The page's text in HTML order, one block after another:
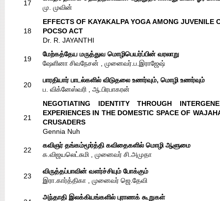
17
மு. முவின்
18
EFFECTS OF KAYAKALPA YOGA AMONG JUVENILE
POCSO ACT
Dr. R. JAYANTHI
19
மேற்கத்தேய மருத்துவ மொழிபெயர்ப்பின் வரலாறு
ஷேளினா சிவநேசன் , முனைவர்.ப.இராஜேஷ்
20
பாரதியார் பாடல்களில் விடுதலை உணர்வும், மொழி உணர்வும்
ப. விக்னேஸ்வரி , ஆ.பிரபாகரன்
21
NEGOTIATING IDENTITY THROUGH
EXPERIENCES IN THE DOMESTIC SPACE OF
CRUSADERS
Gennia Nuh
22
கவிஞர் தங்கம்மூர்த்தி கவிதைகளில் மொழி ஆளுமை
க.விஜயலெட்சுமி , முனைவர் சி.அமுதா
23
விருத்தப்பாவின் வளர்ச்சியும் போக்கும்
இரா.கார்த்திகா , முனைவர் ஜெ.தேவி
அந்தாதி இலக்கியங்களில் புராணக் கூறுகள்